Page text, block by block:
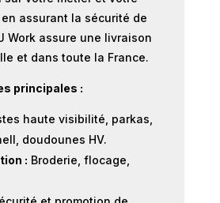
assurant la sécurité de
Work assure une livraison
et dans toute la France.
principales :
haute visibilité, parkas,
doudounes HV.
: Broderie, flocage,